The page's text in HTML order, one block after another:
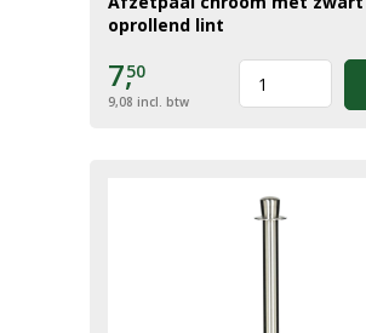
oprollend lint
7,50
9,08 incl. btw